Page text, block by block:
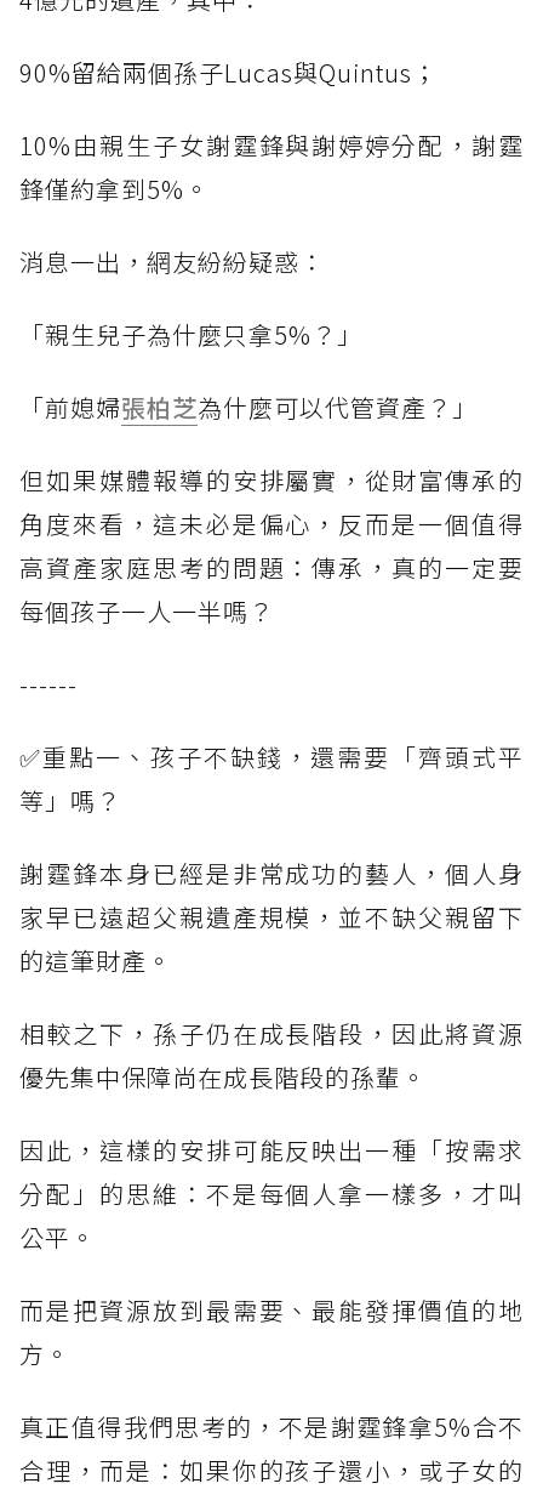
90%留給兩個孫子Lucas與Quintus；
10%由親生子女謝霆鋒與謝婷婷分配，謝霆
鋒僅約拿到5%。
消息一出，網友紛紛疑惑：
「親生兒子為什麼只拿5%？」
「前媳婦張柏芝為什麼可以代管資產？」
但如果媒體報導的安排屬實，從財富傳承的
角度來看，這未必是偏心，反而是一個值得
高資產家庭思考的問題：傳承，真的一定要
每個孩子一人一半嗎？
------
✅重點一、孩子不缺錢，還需要「齊頭式平
等」嗎？
謝霆鋒本身已經是非常成功的藝人，個人身
家早已遠超父親遺產規模，並不缺父親留下
的這筆財產。
相較之下，孫子仍在成長階段，因此將資源
優先集中保障尚在成長階段的孫輩。
因此，這樣的安排可能反映出一種「按需求
分配」的思維：不是每個人拿一樣多，才叫
公平。
而是把資源放到最需要、最能發揮價值的地
方。
真正值得我們思考的，不是謝霆鋒拿5%合不
合理，而是：如果你的孩子還小，或子女的